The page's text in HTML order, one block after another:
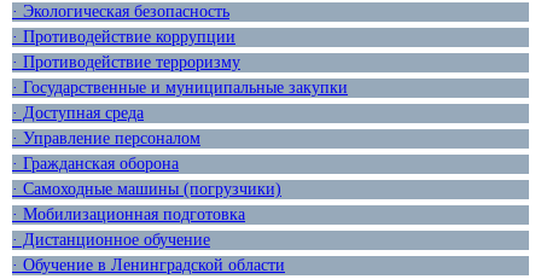
· Экологическая безопасность
· Противодействие коррупции
· Противодействие терроризму
· Государственные и муниципальные закупки
· Доступная среда
· Управление персоналом
· Гражданская оборона
· Самоходные машины (погрузчики)
· Мобилизационная подготовка
· Дистанционное обучение
· Обучение в Ленинградской области